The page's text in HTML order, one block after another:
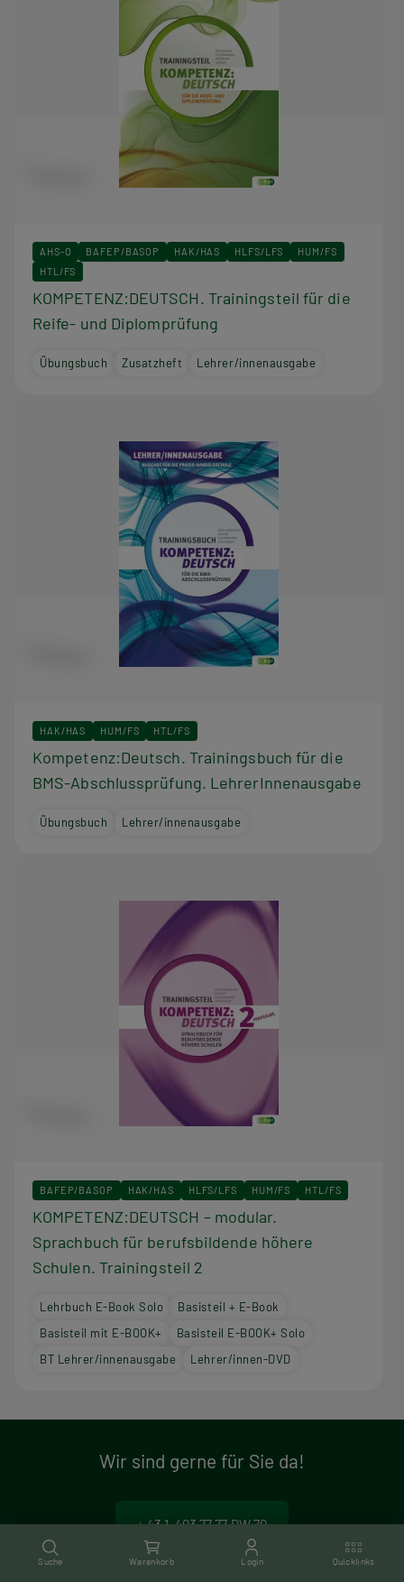
AHS-O BAFEP/BASOP HAK/HAS HLFS/LFS
HUM/FS
HTL/FS
KOMPETENZ:DEUTSCH. Trainingsteil für die
Reife- und Diplomprüfung
Übungsbuch Zusatzheft Lehrer/innenausgabe
HAK/HAS HUM/FS HTL/FS
Kompetenz:Deutsch. Trainingsbuch für die
BMS-Abschlussprüfung. LehrerInnenausgabe
Übungsbuch Lehrer/innenausgabe
BAFEP/BASOP HAK/HAS HLFS/LFS HUM/FS HTL/FS
KOMPETENZ:DEUTSCH – modular.
Sprachbuch für berufsbildende höhere
Schulen. Trainingsteil 2
Lehrbuch E-Book Solo
Basisteil + E-Book
Basisteil mit E-BOOK+
Basisteil E-BOOK+ Solo
BT Lehrer/innenausgabe
Lehrer/innen-DVD
Wir sind gerne für Sie da!
+ 43 1 403 77 77 DW 70
Suche Warenkorb Login Quicklinks